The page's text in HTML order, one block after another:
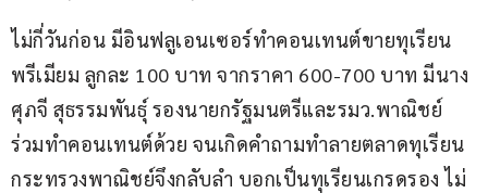
ไม่กี่วันก่อน มีอินฟลูเอนเซอร์ทำคอนเทนต์ขายทุเรียน
พรีเมียม ลูกละ 100 บาท จากราคา 600-700 บาท มีนาง
ศุภจี สุธรรมพันธุ์ รองนายกรัฐมนตรีและรมว.พาณิชย์
ร่วมทำคอนเทนต์ด้วย จนเกิดคำถามทำลายตลาดทุเรียน
กระทรวงพาณิชย์จึงกลับลำ บอกเป็นทุเรียนเกรดรอง ไม่